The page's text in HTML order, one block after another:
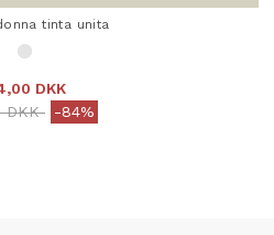
tinta unita
DKK
from
DKKto-84%